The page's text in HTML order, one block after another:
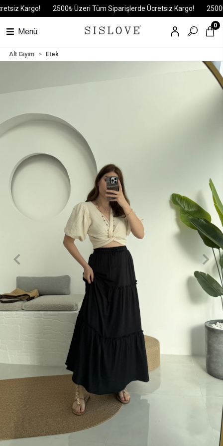
Kargo! 2500₺ Üzeri Tüm Siparişlerde Ücretsiz Kargo! 2500₺
Menü
0
Alt Giyim Etek